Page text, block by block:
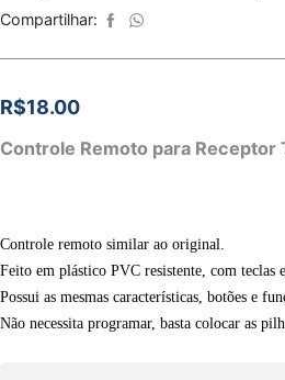
Compartilhar:
R$18.00
Controle Remoto para Receptor
Controle remoto similar ao original.
Feito em plástico PVC resistente, com teclas
Possui as mesmas características, botões e
Não necessita programar, basta colocar as